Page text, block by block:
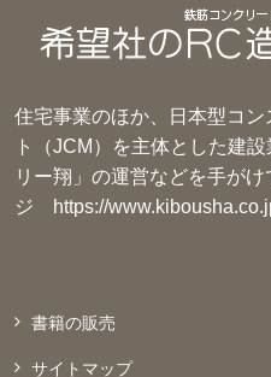
住宅事業のほか、日本型コ
ト（JCM）を主体とした建
リー翔」の運営などを手が
ジ
https://
書籍の販売
サイトマップ